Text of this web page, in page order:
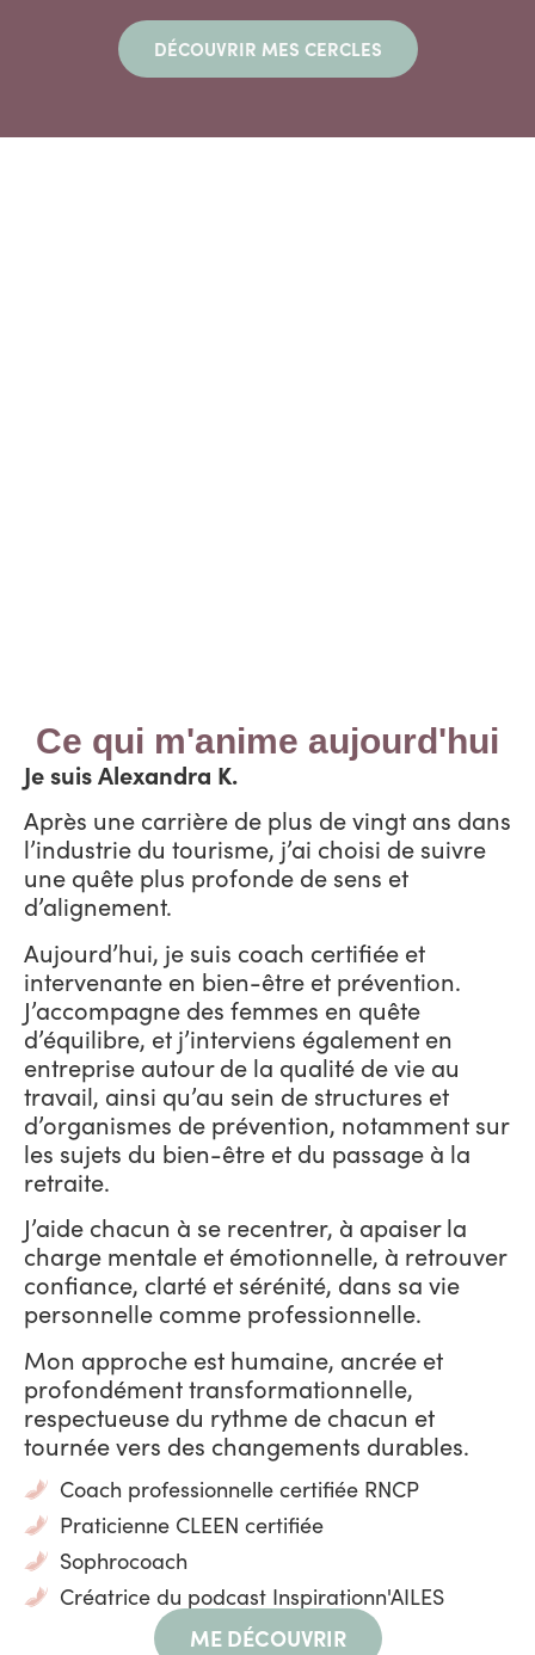
DÉCOUVRIR MES CERCLES
Ce qui m'anime aujourd'hui
Je suis Alexandra K.
Après une carrière de plus de vingt ans dans
l’industrie du tourisme, j’ai choisi de suivre
une quête plus profonde de sens et
d’alignement.
Aujourd’hui, je suis coach certifiée et
intervenante en bien-être et prévention.
J’accompagne des femmes en quête
d’équilibre, et j’interviens également en
entreprise autour de la qualité de vie au
travail, ainsi qu’au sein de structures et
d’organismes de prévention, notamment sur
les sujets du bien-être et du passage à la
retraite.
J’aide chacun à se recentrer, à apaiser la
charge mentale et émotionnelle, à retrouver
confiance, clarté et sérénité, dans sa vie
personnelle comme professionnelle.
Mon approche est humaine, ancrée et
profondément transformationnelle,
respectueuse du rythme de chacun et
tournée vers des changements durables.
Coach professionnelle certifiée RNCP
Praticienne CLEEN certifiée
Sophrocoach
Créatrice du podcast Inspirationn'AILES
ME DÉCOUVRIR